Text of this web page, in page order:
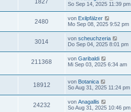
1827
So Sep 14, 2025 11:39 pm
2480 von Exilpfälzer
Mo Sep 08, 2025 9:52 pm
3014 von scheuchzeria
Do Sep 04, 2025 8:01 pm
211368 von Garibaldi
Mi Sep 03, 2025 6:34 am
18912 von Botanica
So Aug 31, 2025 11:24 pm
24232 von Anagallis
So Aug 31, 2025 10:46 pm